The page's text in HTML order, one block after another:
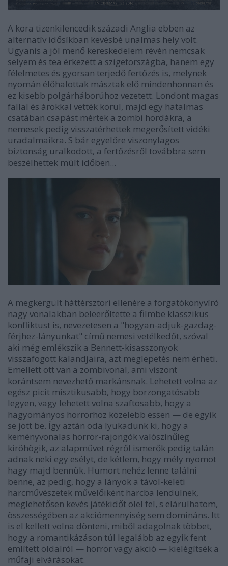
A kora tizenkilencedik századi Anglia ebben az
alternatív idősíkban kevésbé unalmas hely volt.
Ugyanis a jól menő kereskedelem révén nemcsak
selyem és tea érkezett a szigetországba, hanem egy
félelmetes és gyorsan terjedő fertőzés is, melynek
nyomán élőhalottak másztak elő mindenhonnan és
ez kisebb polgárháborúhoz vezetett. Londont magas
fallal és árokkal vették körül, majd egy hatalmas
csatában csapást mértek a zombi hordákra, a
nemesek pedig visszatérhettek megerősített vidéki
uradalmaikra. S bár egyelőre viszonylagos
biztonság uralkodott, a fertőzésről továbbra sem
beszélhettek múlt időben...
A megkergült háttérsztori ellenére a forgatókönyvíró
nagy vonalakban beleerőltette a filmbe klasszikus
konfliktust is, nevezetesen a "hogyan-adjuk-gazdag-
férjhez-lányunkat" című nemesi vetélkedőt, szóval
aki még emlékszik a Bennett-kisasszonyok
visszafogott kalandjaira, azt meglepetés nem érheti.
Emellett ott van a zombivonal, ami viszont
korántsem nevezhető markánsnak. Lehetett volna az
egész picit misztikusabb, hogy borzongatósabb
legyen, vagy lehetett volna szaftosabb, hogy a
hagyományos horrorhoz közelebb essen — de egyik
se jött be. Így aztán oda lyukadunk ki, hogy a
keményvonalas horror-rajongók valószínűleg
kiröhögik, az alapművet régről ismerők pedig talán
adnak neki egy esélyt, de kétlem, hogy mély nyomot
hagy majd bennük. Humort nehéz lenne találni
benne, az pedig, hogy a lányok a távol-keleti
harcművészetek művelőiként harcba lendülnek,
meglehetősen kevés játékidőt ölel fel, s elárulhatom,
összességében az akciómennyiség sem domináns. Itt
is el kellett volna dönteni, miből adagolnak többet,
hogy a romantikázáson túl legalább az egyik fent
említett oldalról — horror vagy akció — kielégítsék a
műfaji elvárásokat.